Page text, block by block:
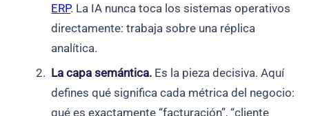
ERP. La IA nunca toca los sistemas operativos
directamente: trabaja sobre una réplica
analítica.
La capa semántica. Es la pieza decisiva. Aquí
defines qué significa cada métrica del negocio:
qué es exactamente “facturación”, “cliente